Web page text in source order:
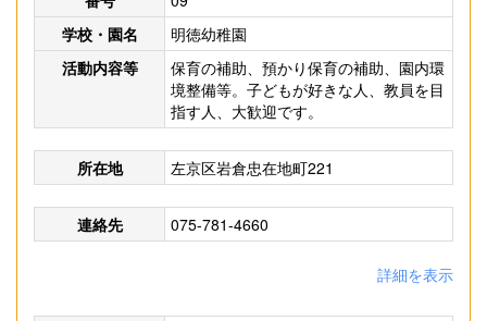
学校・園名
明徳幼稚園
活動内容等
保育の補助、預かり保育の補助、園内環
境整備等。子どもが好きな人、教員を目
指す人、大歓迎です。
所在地 左京区岩倉忠在地町221
連絡先 075-781-4660
詳細を表示